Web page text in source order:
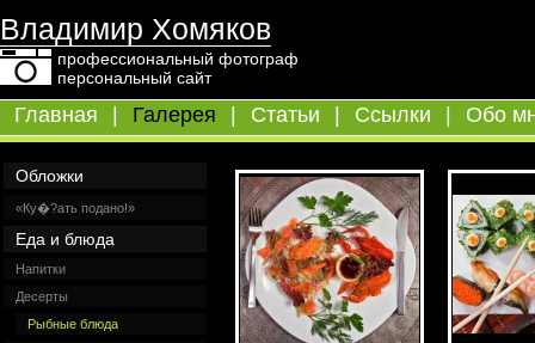
Владимир Хомяков
профессиональный фотограф
персональный сайт
Главная Галерея Статьи Ссылки Обо
Обложки
«Ку�?ать подано!»
Еда и блюда
Напитки
Десерты
Рыбные блюда